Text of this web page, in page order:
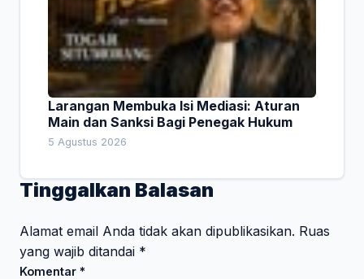
Larangan Membuka Isi Mediasi: Aturan
Main dan Sanksi Bagi Penegak Hukum
5 Agustus 2026
Tinggalkan Balasan
Alamat email Anda tidak akan dipublikasikan. Ruas
yang wajib ditandai *
Komentar *